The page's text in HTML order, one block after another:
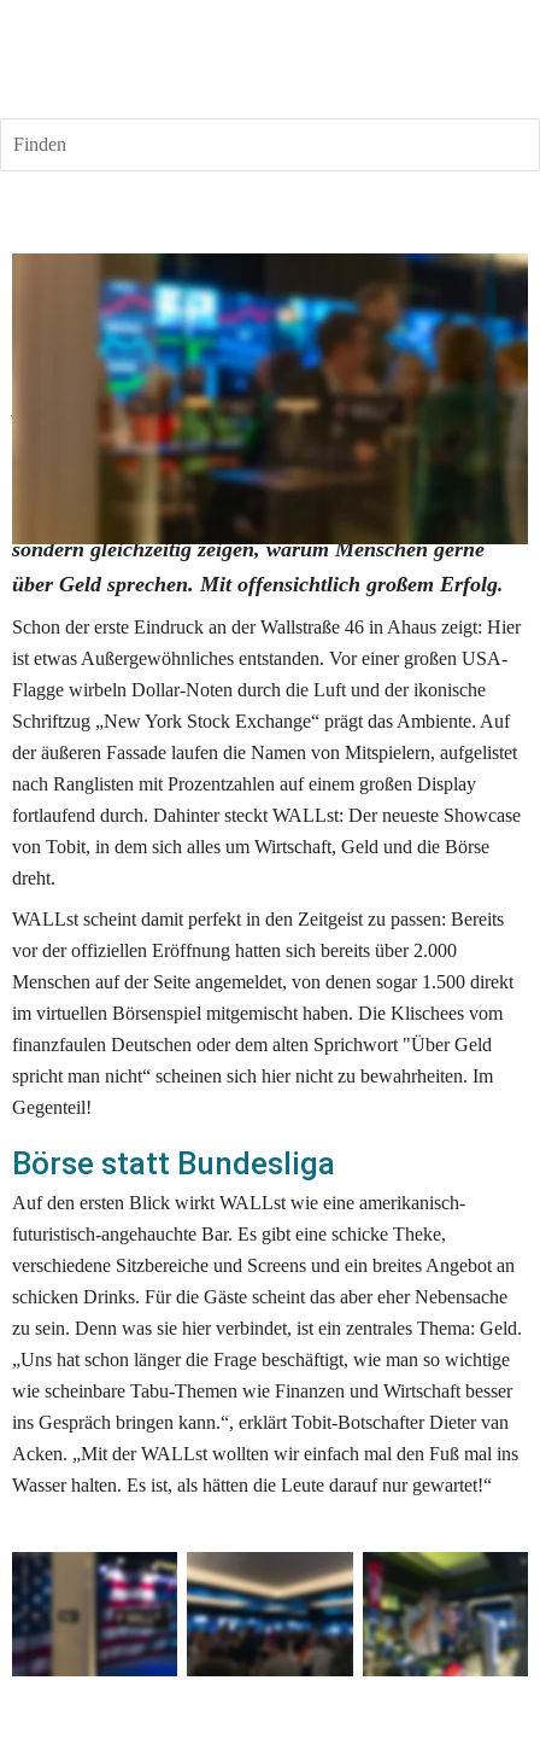
Finden
Tobit eröffnet Deutschlands erste
Finanz-Bar
Anlagestrategien, Altersvorsorge, Aktienportfolio: Alles,
was in Deutschland mit Geld zu tun hat, wird nicht an
die große Glocke gehängt. Der neueste Showcase von
Tobit will nicht nur mit alten Klischees aufräumen,
sondern gleichzeitig zeigen, warum Menschen gerne
über Geld sprechen. Mit offensichtlich großem Erfolg.
Schon der erste Eindruck an der Wallstraße 46 in Ahaus zeigt: Hier
ist etwas Außergewöhnliches entstanden. Vor einer großen USA-
Flagge wirbeln Dollar-Noten durch die Luft und der ikonische
Schriftzug „New York Stock Exchange“ prägt das Ambiente. Auf
der äußeren Fassade laufen die Namen von Mitspielern, aufgelistet
nach Ranglisten mit Prozentzahlen auf einem großen Display
fortlaufend durch. Dahinter steckt WALLst: Der neueste Showcase
von Tobit, in dem sich alles um Wirtschaft, Geld und die Börse
dreht.
WALLst scheint damit perfekt in den Zeitgeist zu passen: Bereits
vor der offiziellen Eröffnung hatten sich bereits über 2.000
Menschen auf der Seite angemeldet, von denen sogar 1.500 direkt
im virtuellen Börsenspiel mitgemischt haben. Die Klischees vom
finanzfaulen Deutschen oder dem alten Sprichwort "Über Geld
spricht man nicht“ scheinen sich hier nicht zu bewahrheiten. Im
Gegenteil!
Börse statt Bundesliga
Auf den ersten Blick wirkt WALLst wie eine amerikanisch-
futuristisch-angehauchte Bar. Es gibt eine schicke Theke,
verschiedene Sitzbereiche und Screens und ein breites Angebot an
schicken Drinks. Für die Gäste scheint das aber eher Nebensache
zu sein. Denn was sie hier verbindet, ist ein zentrales Thema: Geld.
„Uns hat schon länger die Frage beschäftigt, wie man so wichtige
wie scheinbare Tabu-Themen wie Finanzen und Wirtschaft besser
ins Gespräch bringen kann.“, erklärt Tobit-Botschafter Dieter van
Acken. „Mit der WALLst wollten wir einfach mal den Fuß mal ins
Wasser halten. Es ist, als hätten die Leute darauf nur gewartet!“